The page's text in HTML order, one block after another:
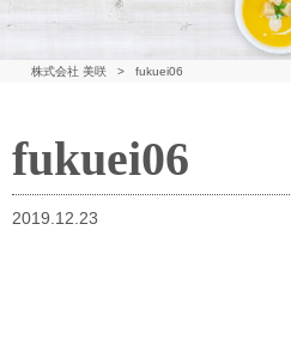
株式会社 美咲 > fukuei06
fukuei06
2019.12.23